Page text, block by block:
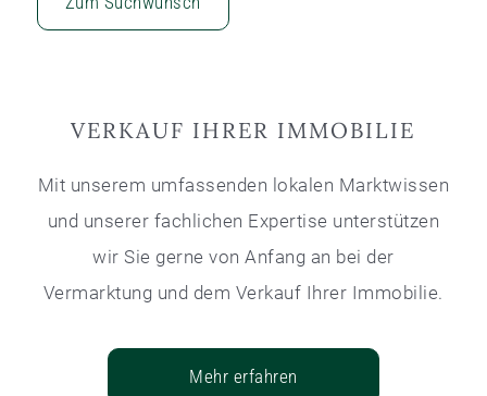
VERKAUF IHRER IMMOBILIE
Mit unserem umfassenden lokalen Marktwissen
und unserer fachlichen Expertise unterstützen
wir Sie gerne von Anfang an bei der
Vermarktung und dem Verkauf Ihrer Immobilie.
Mehr erfahren